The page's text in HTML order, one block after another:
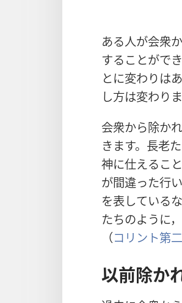
ある人が会衆
することがで
とに変わりは
し方は変わり
会衆から除か
きます。 長老
神に仕えるこ
が間違った行
を表している
たちのように，
（コリント第二
以前除か